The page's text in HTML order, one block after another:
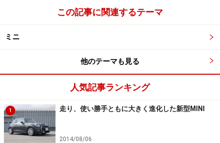
この記事に関連するテーマ
ミニ
他のテーマも見る
人気記事ランキング
1 走り、使い勝手ともに大きく進化した新型MINI
2014/08/06